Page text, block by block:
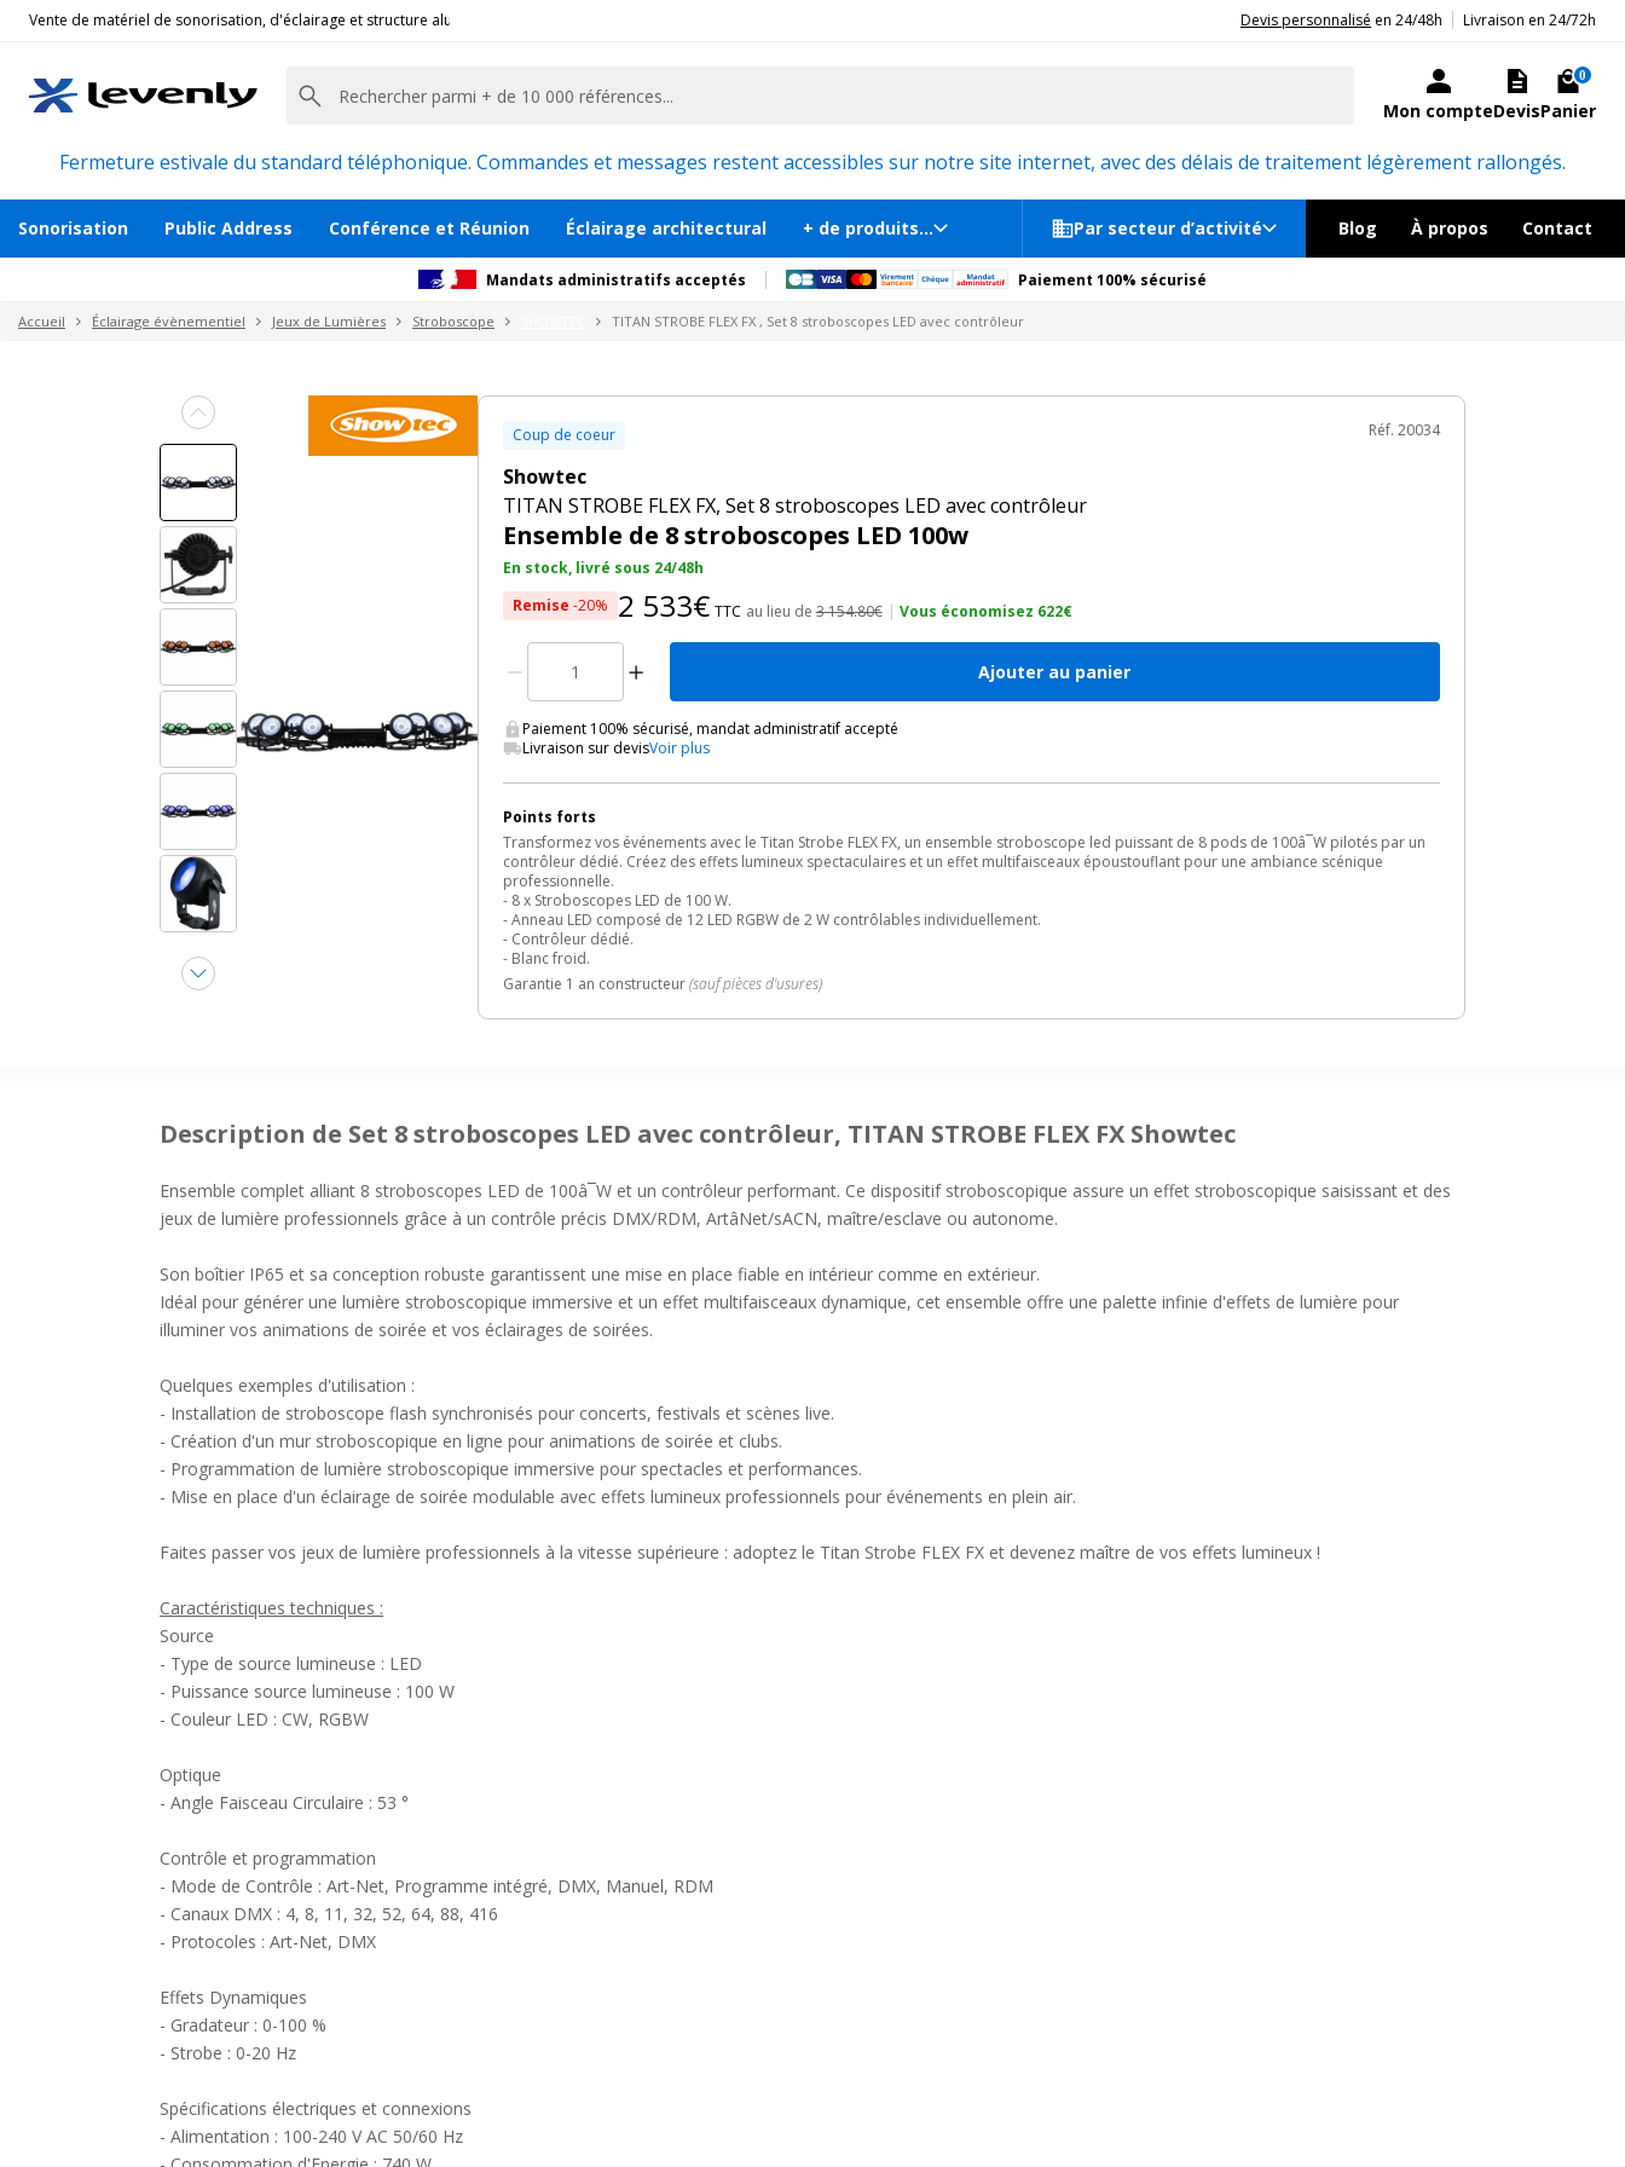
Vente de matériel de sonorisation, d'éclairage et structure alu pour l'évènementiel et la communication, stand exposition, scène, podium et estrade, etc. | 20ans d'expérience aux côtés des professionnels et acteurs publics.
Devis personnalisé en 24/48h Livraison en 24/72h
Mon compteDevisPanier
0
Fermeture estivale du standard téléphonique. Commandes et messages restent accessibles sur notre site internet, avec des délais de traitement légèrement rallongés.
Sonorisation Public Address Conférence et Réunion Éclairage architectural + de produits... Par secteur d’activité Blog À propos Contact
Mandats administratifs acceptés Paiement 100% sécurisé
Accueil Éclairage évènementiel Jeux de Lumières Stroboscope TITAN STROBE FLEX FX , Set 8 stroboscopes LED avec contrôleur
Coup de coeur
Showtec
TITAN STROBE FLEX FX, Set 8 stroboscopes LED avec contrôleur
Ensemble de 8 stroboscopes LED 100w
Réf. 20034
En stock, livré sous 24/48h
Remise -20% 2 533€ TTC au lieu de3 154.80€ | Vous économisez 622€
Ajouter au panier
Paiement 100% sécurisé, mandat administratif accepté
Livraison sur devisVoir plus
Points forts
Transformez vos événements avec le Titan Strobe FLEX FX, un ensemble stroboscope led puissant de 8 pods de 100â¯W pilotés par un
contrôleur dédié. Créez des effets lumineux spectaculaires et un effet multifaisceaux époustouflant pour une ambiance scénique
professionnelle.
- 8 x Stroboscopes LED de 100 W.
- Anneau LED composé de 12 LED RGBW de 2 W contrôlables individuellement.
- Contrôleur dédié.
- Blanc froid.
Garantie 1 an constructeur(sauf pièces d'usures)
Description de Set 8 stroboscopes LED avec contrôleur, TITAN STROBE FLEX FX Showtec
Ensemble complet alliant 8 stroboscopes LED de 100â¯W et un contrôleur performant. Ce dispositif stroboscopique assure un effet stroboscopique saisissant et des
jeux de lumière professionnels grâce à un contrôle précis DMX/RDM, ArtâNet/sACN, maître/esclave ou autonome.
Son boîtier IP65 et sa conception robuste garantissent une mise en place fiable en intérieur comme en extérieur.
Idéal pour générer une lumière stroboscopique immersive et un effet multifaisceaux dynamique, cet ensemble offre une palette infinie d'effets de lumière pour
illuminer vos animations de soirée et vos éclairages de soirées.
Quelques exemples d'utilisation :
- Installation de stroboscope flash synchronisés pour concerts, festivals et scènes live.
- Création d'un mur stroboscopique en ligne pour animations de soirée et clubs.
- Programmation de lumière stroboscopique immersive pour spectacles et performances.
- Mise en place d'un éclairage de soirée modulable avec effets lumineux professionnels pour événements en plein air.
Faites passer vos jeux de lumière professionnels à la vitesse supérieure : adoptez le Titan Strobe FLEX FX et devenez maître de vos effets lumineux !
Caractéristiques techniques :
Source
- Type de source lumineuse : LED
- Puissance source lumineuse : 100 W
- Couleur LED : CW, RGBW
Optique
- Angle Faisceau Circulaire : 53 °
Contrôle et programmation
- Mode de Contrôle : Art-Net, Programme intégré, DMX, Manuel, RDM
- Canaux DMX : 4, 8, 11, 32, 52, 64, 88, 416
- Protocoles : Art-Net, DMX
Effets Dynamiques
- Gradateur : 0-100 %
- Strobe : 0-20 Hz
Spécifications électriques et connexions
- Alimentation : 100-240 V AC 50/60 Hz